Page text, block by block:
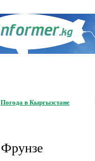
Погода в Кыргызстане
Фрунзе